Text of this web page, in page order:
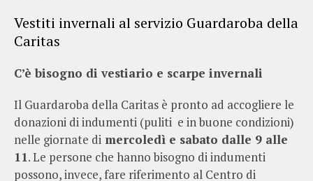
Vestiti invernali al servizio Guardaroba della
Caritas
C’è bisogno di vestiario e scarpe invernali
Il Guardaroba della Caritas è pronto ad accogliere le
donazioni di indumenti (puliti e in buone condizioni)
nelle giornate di mercoledì e sabato dalle 9 alle
11. Le persone che hanno bisogno di indumenti
possono, invece, fare riferimento al Centro di